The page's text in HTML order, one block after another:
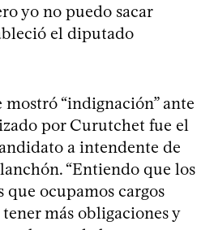
yo no puedo sacar
el diputado
“indignación” ante
por Curutchet fue el
a intendente de
“Entiendo que los
que ocupamos cargos
más obligaciones y